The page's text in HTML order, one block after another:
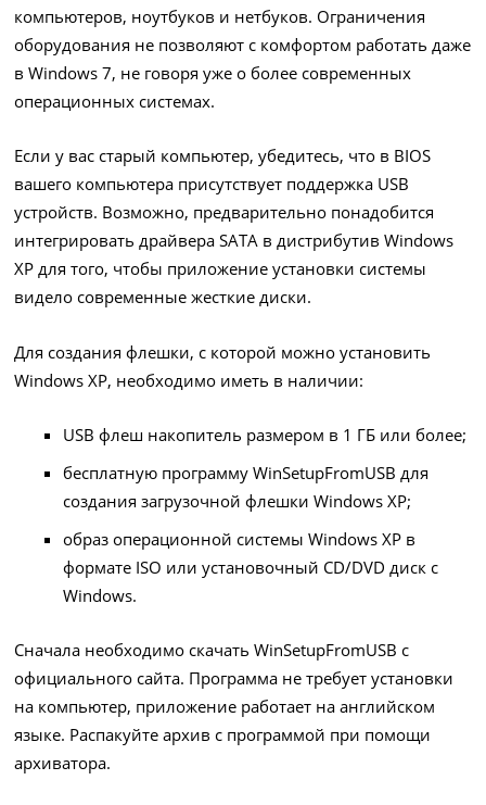
компьютеров, ноутбуков и нетбуков. Ограничения
оборудования не позволяют с комфортом работать даже
в Windows 7, не говоря уже о более современных
операционных системах.
Если у вас старый компьютер, убедитесь, что в BIOS
вашего компьютера присутствует поддержка USB
устройств. Возможно, предварительно понадобится
интегрировать драйвера SATA в дистрибутив Windows
XP для того, чтобы приложение установки системы
видело современные жесткие диски.
Для создания флешки, с которой можно установить
Windows XP, необходимо иметь в наличии:
USB флеш накопитель размером в 1 ГБ или более;
бесплатную программу WinSetupFromUSB для
создания загрузочной флешки Windows XP;
образ операционной системы Windows XP в
формате ISO или установочный CD/DVD диск с
Windows.
Сначала необходимо скачать WinSetupFromUSB с
официального сайта. Программа не требует установки
на компьютер, приложение работает на английском
языке. Распакуйте архив с программой при помощи
архиватора.